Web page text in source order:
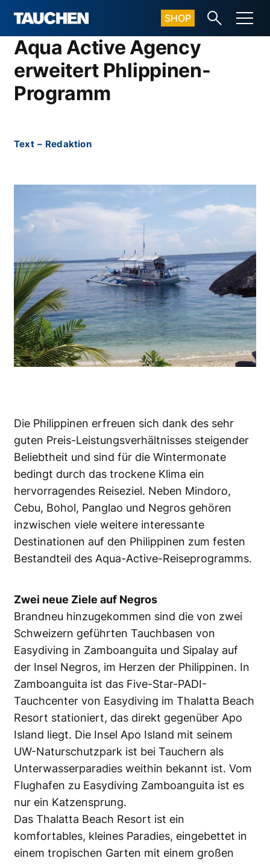
SHOP
Aqua Active Agency
erweitert Phlippinen-
Programm
Text – Redaktion
Die Philippinen erfreuen sich dank des sehr
guten Preis-Leistungsverhältnisses steigender
Beliebtheit und sind für die Wintermonate
bedingt durch das trockene Klima ein
hervorragendes Reiseziel. Neben Mindoro,
Cebu, Bohol, Panglao und Negros gehören
inzwischen viele weitere interessante
Destinationen auf den Philippinen zum festen
Bestandteil des Aqua-Active-Reiseprogramms.
Zwei neue Ziele auf Negros
Brandneu hinzugekommen sind die von zwei
Schweizern geführten Tauchbasen von
Easydiving in Zamboanguita und Sipalay auf
der Insel Negros, im Herzen der Philippinen. In
Zamboanguita ist das Five-Star-PADI-
Tauchcenter von Easydiving im Thalatta Beach
Resort stationiert, das direkt gegenüber Apo
Island liegt. Die Insel Apo Island mit seinem
UW-Naturschutzpark ist bei Tauchern als
Unterwasserparadies weithin bekannt ist. Vom
Flughafen zu Easydiving Zamboanguita ist es
nur ein Katzensprung.
Das Thalatta Beach Resort ist ein
komfortables, kleines Paradies, eingebettet in
einem tropischen Garten mit einem großen